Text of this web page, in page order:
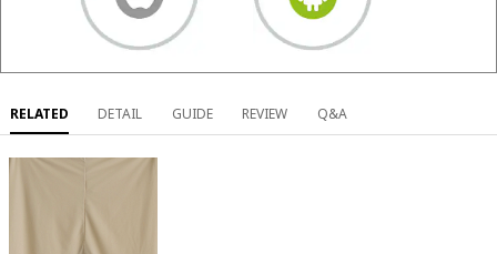
RELATED DETAIL GUIDE REVIEW Q&A